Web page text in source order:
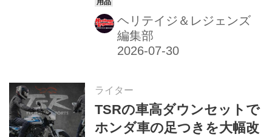
ヘリテイジ＆レジェンズ
編集部
ライター
TSRの車高ダウンセットで
ホンダ車の足つきを大幅改